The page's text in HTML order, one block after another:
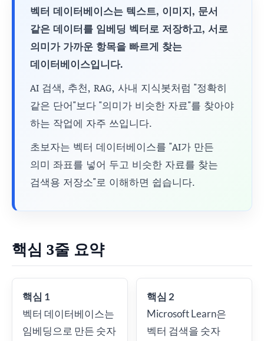
벡터 데이터베이스는 텍스트, 이미지, 문서
같은 데이터를 임베딩 벡터로 저장하고, 서로
의미가 가까운 항목을 빠르게 찾는
데이터베이스입니다.
AI 검색, 추천, RAG, 사내 지식봇처럼 "정확히
같은 단어"보다 "의미가 비슷한 자료"를 찾아야
하는 작업에 자주 쓰입니다.
초보자는 벡터 데이터베이스를 "AI가 만든
의미 좌표를 넣어 두고 비슷한 자료를 찾는
검색용 저장소"로 이해하면 쉽습니다.
핵심 3줄 요약
핵심 1
벡터 데이터베이스는
임베딩으로 만든 숫자
핵심 2
Microsoft Learn은
벡터 검색을 숫자